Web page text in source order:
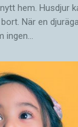
hem. Husdjur
När en
ingen…